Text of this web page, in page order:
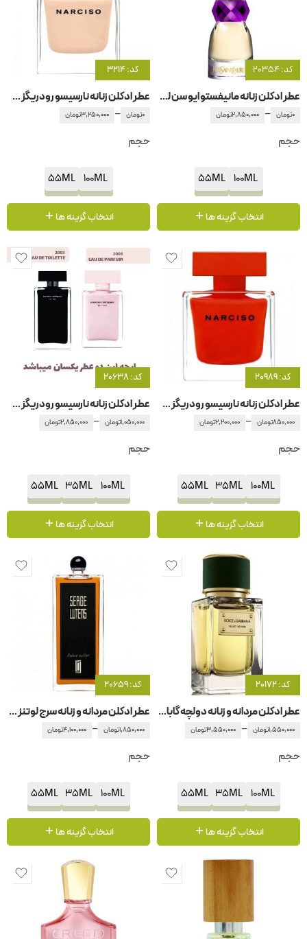
کد: 20354
عطر ادکلن زنانه مانیفستو ایو سن لورن – ایفسن لورن
0تومان –
2,850,000تومان
حجم
100ML
55ML
انتخاب گزینه ها
کد: 3214
عطر ادکلن زنانه نارسیسو رودریگز – رودریگوئز پودر
0تومان –
3,250,000تومان
حجم
100ML
55ML
انتخاب گزینه ها
کد: 20989
عطر ادکلن زنانه نارسیسو رودریگز – رودریگوئز رژ قرمز
850,000تومان –
2,200,000تومان
حجم
100ML
35ML
55ML
انتخاب گزینه ها
کد: 20638
عطر ادکلن زنانه نارسیسو رودریگز – رودریگوئز فور هر
1,050,000تومان –
2,850,000تومان
حجم
100ML
35ML
55ML
انتخاب گزینه ها
کد: 20172
عطر ادکلن مردانه و زنانه دولچه گابانا -دلچه گابانا ولوت وتیور
1,550,000تومان –
3,550,000تومان
حجم
100ML
35ML
55ML
انتخاب گزینه ها
کد: 20659
عطر ادکلن مردانه و زنانه سرج لوتنز آمبر سلطان
1,850,000تومان –
4,100,000تومان
حجم
100ML
35ML
55ML
انتخاب گزینه ها